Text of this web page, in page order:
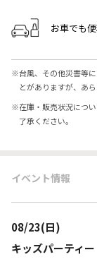
お車でも
※台風、その他災害等
とがありますが、あ
※在庫・販売状況につ
了承ください。
イベント情報
08/23(日)
キッズパーティ